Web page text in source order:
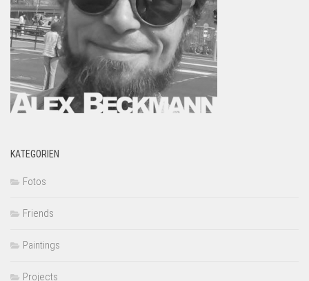
KATEGORIEN
Fotos
Friends
Paintings
Projects